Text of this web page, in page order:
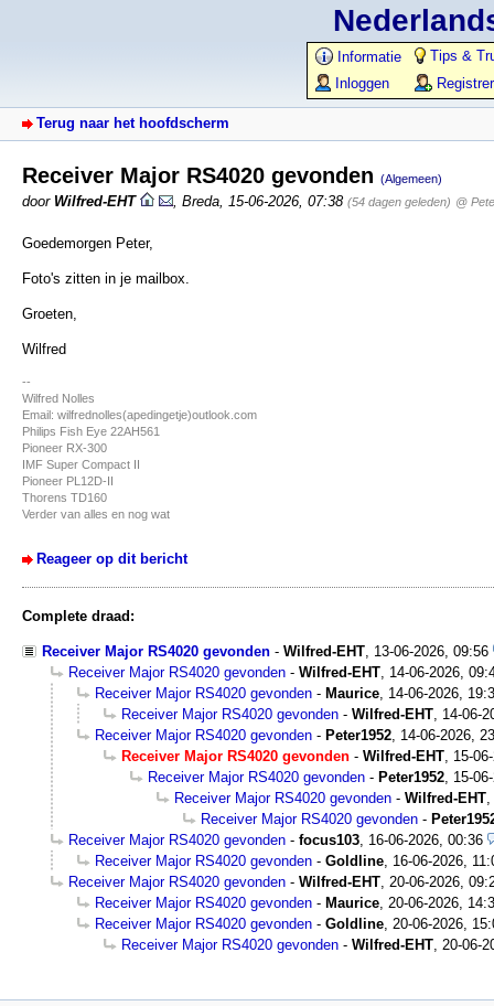
Informatie
Tips &
Inloggen
Terug naar het hoofdscherm
Receiver Major RS4020 gevonden (Algemeen)
door Wilfred-EHT Breda 15-06-2026, 07:38 (54 dagen geleden) @
Goedemorgen Peter,
Foto's zitten in je mailbox.
Groeten,
Wilfred
--
Wilfred Nolles
Email: wilfrednolles(apedingetje)outlook.com
Philips Fish Eye 22AH561
Pioneer RX-300
IMF Super Compact II
Pioneer PL12D-II
Thorens TD160
Verder van alles en nog wat
Reageer op dit bericht
Complete draad:
Receiver Major RS4020 gevonden - Wilfred-EHT, 13-06-2026, 09:56
Receiver Major RS4020 gevonden - Wilfred-EHT, 14-06-2026,
Receiver Major RS4020 gevonden - Maurice, 14-06-2026,
Receiver Major RS4020 gevonden - Wilfred-EHT, 14-06-
Receiver Major RS4020 gevonden - Peter1952, 14-06-2026,
Receiver Major RS4020 gevonden - Wilfred-EHT, 15-
Receiver Major RS4020 gevonden - Peter1952, 15-
Receiver Major RS4020 gevonden - Wilfred-EHT,
Receiver Major RS4020 gevonden -
Receiver Major RS4020 gevonden - focus103, 16-06-2026, 00:36
Receiver Major RS4020 gevonden - Goldline, 16-06-2026,
Receiver Major RS4020 gevonden - Wilfred-EHT, 20-06-2026,
Receiver Major RS4020 gevonden - Maurice, 20-06-2026,
Receiver Major RS4020 gevonden - Goldline, 20-06-2026,
Receiver Major RS4020 gevonden - Wilfred-EHT, 20-06-